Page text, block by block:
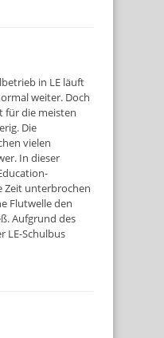
in LE läuft
weiter. Doch
für die meisten
Die
vielen
In dieser
Zeit unterbrochen
Flutwelle den
Aufgrund des
LE-Schulbus